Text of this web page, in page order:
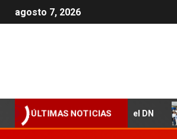
agosto 7, 2026
ÚLTIMAS NOTICIAS
y Los Girasoles en el DN